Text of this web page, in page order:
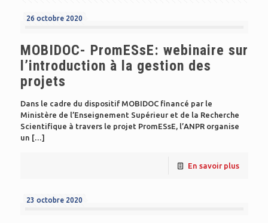
26 octobre 2020
MOBIDOC- PromESsE: webinaire sur
l’introduction à la gestion des
projets
Dans le cadre du dispositif MOBIDOC financé par le
Ministère de l’Enseignement Supérieur et de la Recherche
Scientifique à travers le projet PromESsE, l’ANPR organise
un […]
En savoir plus
23 octobre 2020